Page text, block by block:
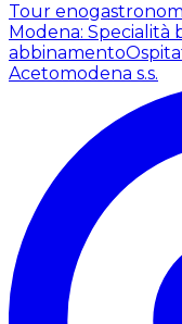
Tour
Modena: Specialità
abbinamento
Acetomodena s.s.